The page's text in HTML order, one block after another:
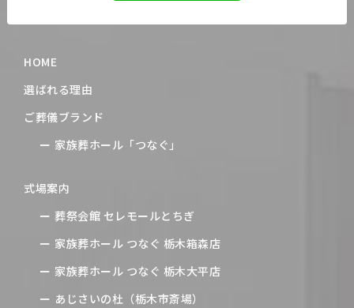
HOME
選ばれる理由
ご葬儀ブランド
家族葬ホール「つなぐ」
式場案内
葬祭会館 セレモールとちぎ
家族葬ホール つなぐ 栃木箱森店
家族葬ホール つなぐ 栃木大平店
あじさいの杜（栃木市斎場）